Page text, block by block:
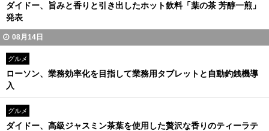
ダイドー、旨みと香りと引き出したホット飲料「葉の茶 芳醇一煎」
発表
08月14日
グルメ
ローソン、業務効率化を目指して業務用タブレットと自動釣銭機導
入
グルメ
ダイドー、高級ジャスミン茶葉を使用した贅沢な香りのティーラテ